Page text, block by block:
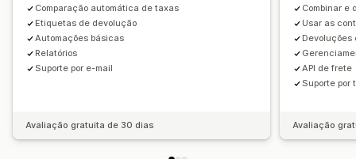
Comparação automática de taxas
Etiquetas de devolução
Automações básicas
Relatórios
Suporte por e-mail
Avaliação gratuita de 30 dias
Combinar e
Usar as
Devoluções
API de frete
Suporte por
Avaliação